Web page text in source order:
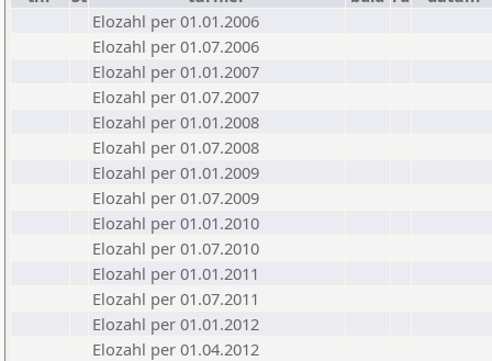
Elozahl per 01.01.2006
Elozahl per 01.07.2006
Elozahl per 01.01.2007
Elozahl per 01.07.2007
Elozahl per 01.01.2008
Elozahl per 01.07.2008
Elozahl per 01.01.2009
Elozahl per 01.07.2009
Elozahl per 01.01.2010
Elozahl per 01.07.2010
Elozahl per 01.01.2011
Elozahl per 01.07.2011
Elozahl per 01.01.2012
Elozahl per 01.04.2012